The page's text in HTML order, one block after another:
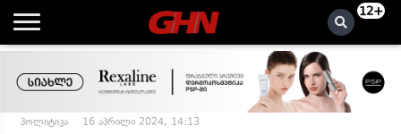
12+
პოლიტიკა 16 აპრილი 2024, 14:13